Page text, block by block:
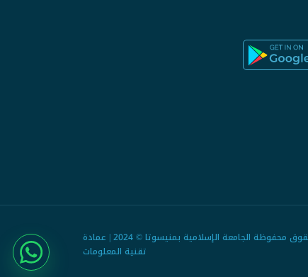
جميع الحقوق محفوظة الجامعة الإسلامية بمنيسوتا © 2024 | عمادة
تقنية المعلومات